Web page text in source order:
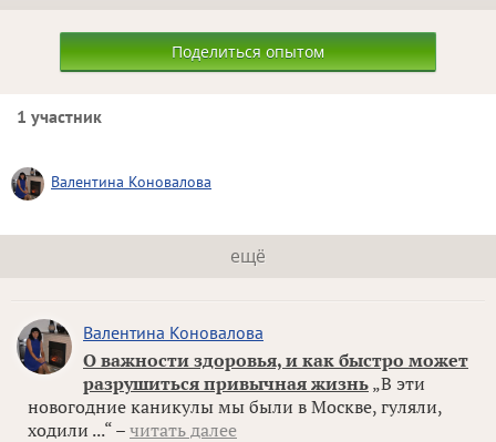
Поделиться опытом
1 участник
Валентина Коновалова
ещё
Валентина Коновалова
О важности здоровья, и как быстро может
разрушиться привычная жизнь „В эти
новогодние каникулы мы были в Москве, гуляли,
ходили ...“ – читать далее